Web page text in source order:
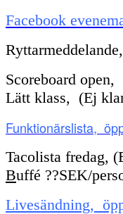
Facebook
Scoreboard
Lätt klass, (Ej
Funktionärslista,
Tacolista fredag,
Buffé ??SEK/
Livesändning,